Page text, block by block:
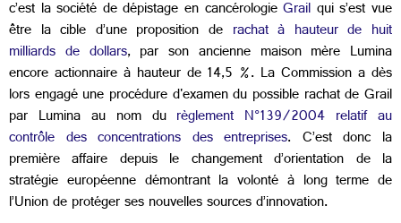
c’est la société de dépistage en cancérologieGrail qui s’est vue
être la cible d’une proposition de rachat à hauteur de huit
milliards de dollars, par son ancienne maison mère Lumina
encore actionnaire à hauteur de 14,5 %. La Commission a dès
lors engagé une procédure d'examen du possible rachat de Grail
par Lumina au nom durèglement N°139/2004 relatif au
contrôle des concentrations des entreprises. C’est donc la
première affaire depuis le changement d’orientation de la
stratégie européenne démontrant la volonté à long terme de
l’Union de protéger ses nouvelles sources d’innovation.